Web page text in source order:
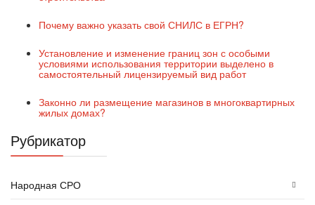
Почему важно указать свой СНИЛС в ЕГРН?
Установление и изменение границ зон с особыми
условиями использования территории выделено в
самостоятельный лицензируемый вид работ
Законно ли размещение магазинов в многоквартирных
жилых домах?
Рубрикатор
Народная СРО